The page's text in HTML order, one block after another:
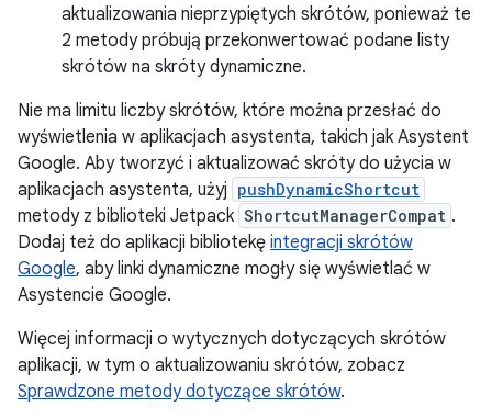
aktualizowania nieprzypiętych skrótów, ponieważ te
2 metody próbują przekonwertować podane listy
skrótów na skróty dynamiczne.
Nie ma limitu liczby skrótów, które można przesłać do
wyświetlenia w aplikacjach asystenta, takich jak Asystent
Google. Aby tworzyć i aktualizować skróty do użycia w
aplikacjach asystenta, użyj pushDynamicShortcut
metody z biblioteki Jetpack ShortcutManagerCompat .
Dodaj też do aplikacji bibliotekę integracji skrótów
Google, aby linki dynamiczne mogły się wyświetlać w
Asystencie Google.
Więcej informacji o wytycznych dotyczących skrótów
aplikacji, w tym o aktualizowaniu skrótów, zobacz
Sprawdzone metody dotyczące skrótów.